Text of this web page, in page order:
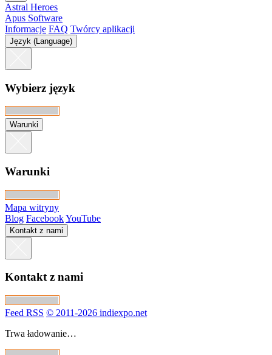
Astral Heroes
Apus Software
Informacje FAQ Twórcy aplikacji
Język (Language)
Wybierz język
Warunki
Warunki
Mapa witryny
Blog FacebookYouTube
Kontakt z nami
Kontakt z nami
Feed RSS © 2011-2026 indiexpo.net
Trwa ładowanie…